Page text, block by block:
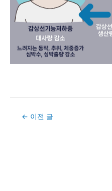
Post← 이전 글